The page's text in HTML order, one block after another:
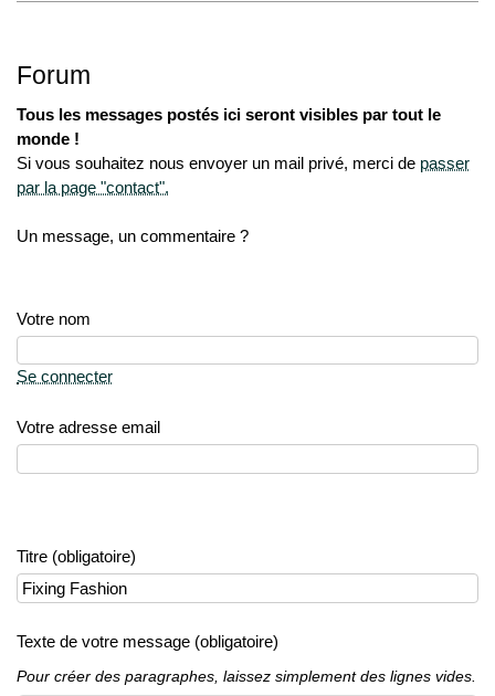
Forum
Tous les messages postés ici seront visibles par tout le
monde !
Si vous souhaitez nous envoyer un mail privé, merci de passer
par la page "contact".
Un message, un commentaire ?
Votre nom
Se connecter
Votre adresse email
Titre (obligatoire)
Texte de votre message (obligatoire)
Pour créer des paragraphes, laissez simplement des lignes vides.